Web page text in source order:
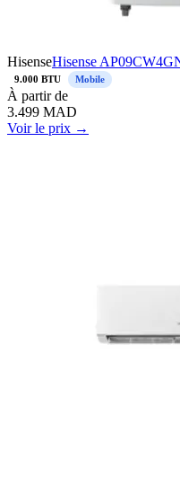
HisenseHisense
9.000 BTU Mobile
À partir de
3.499 MAD
Voir le prix →